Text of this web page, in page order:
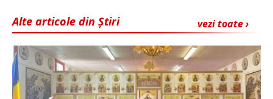
vezi toate ›
Alte articole din Știri